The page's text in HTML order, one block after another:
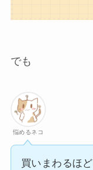
でも
悩めるネコ
買いまわるほど